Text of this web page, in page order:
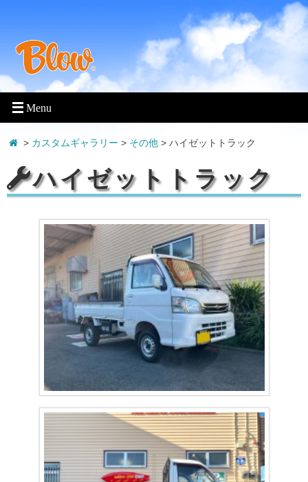
> カスタムギャラリー > その他> ハイゼットトラック
ハイゼットトラック